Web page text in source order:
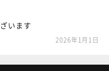
います
2026年1月1日